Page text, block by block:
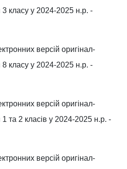
3 класу у 2024-2025 н.р. -
версій оригінал-
8 класу у 2024-2025 н.р. -
версій оригінал-
1 та 2 класів у 2024-2025 н.р. -
версій оригінал-